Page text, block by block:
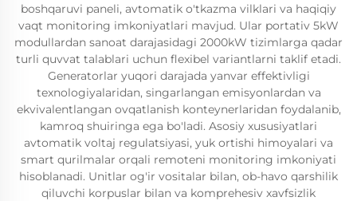
boshqaruvi paneli, avtomatik o'tkazma vilklari va haqiqiy
vaqt monitoring imkoniyatlari mavjud. Ular portativ 5kW
modullardan sanoat darajasidagi 2000kW tizimlarga qadar
turli quvvat talablari uchun flexibel variantlarni taklif etadi.
Generatorlar yuqori darajada yanvar effektivligi
texnologiyalaridan, singarlangan emisyonlardan va
ekvivalentlangan ovqatlanish konteynerlaridan foydalanib,
kamroq shuiringa ega bo'ladi. Asosiy xususiyatlari
avtomatik voltaj regulatsiyasi, yuk ortishi himoyalari va
smart qurilmalar orqali remoteni monitoring imkoniyati
hisoblanadi. Unitlar og'ir vositalar bilan, ob-havo qarshilik
qiluvchi korpuslar bilan va komprehesiv xavfsizlik